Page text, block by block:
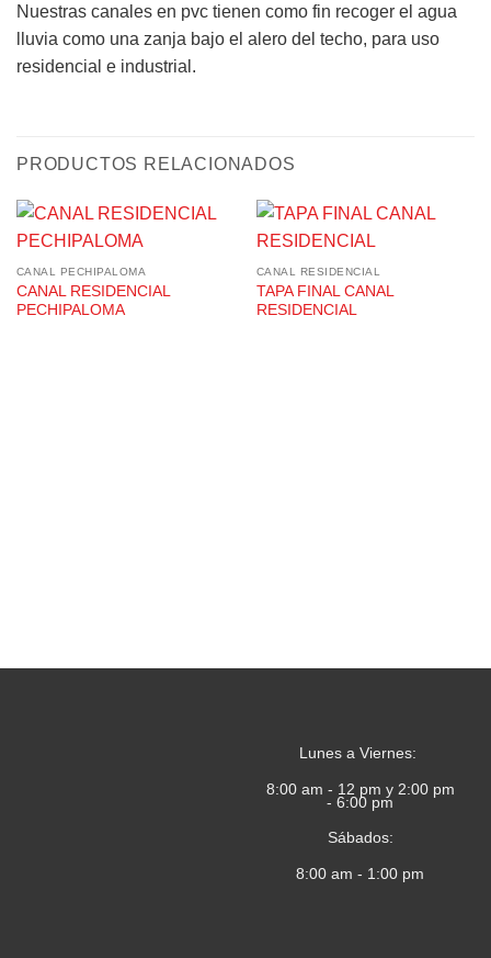
Nuestras canales en pvc tienen como fin recoger el agua
lluvia como una zanja bajo el alero del techo, para uso
residencial e industrial.
PRODUCTOS RELACIONADOS
CANAL PECHIPALOMA
CANAL RESIDENCIAL
PECHIPALOMA
CANAL RESIDENCIAL
TAPA FINAL CANAL
RESIDENCIAL
Lunes a Viernes:
8:00 am - 12 pm y 2:00 pm
- 6:00 pm
Sábados:
8:00 am - 1:00 pm